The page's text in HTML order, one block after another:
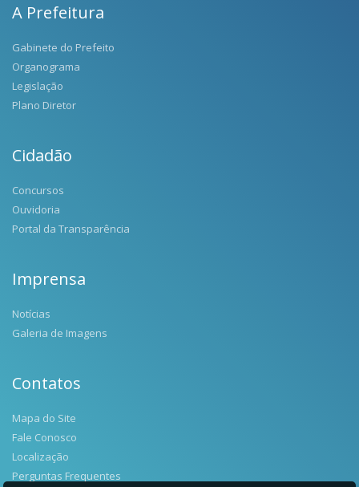
A Prefeitura
Gabinete do Prefeito
Organograma
Legislação
Plano Diretor
Cidadão
Concursos
Ouvidoria
Portal da Transparência
Imprensa
Notícias
Galeria de Imagens
Contatos
Mapa do Site
Fale Conosco
Localização
Perguntas Frequentes